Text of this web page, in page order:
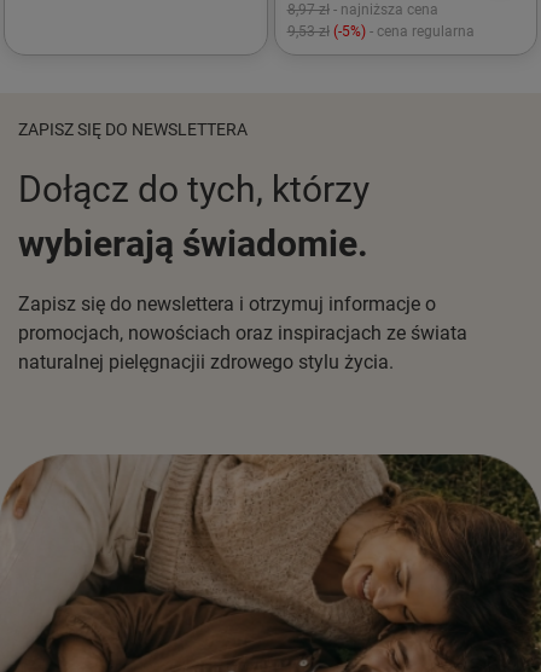
8,97 zł - najniższa cena
9,53 zł (-5%) - cena regularna
ZAPISZ SIĘ DO NEWSLETTERA
Dołącz do tych, którzy
wybierają świadomie.
Zapisz się do newslettera i otrzymuj informacje o
promocjach, nowościach oraz inspiracjach ze świata
naturalnej pielęgnacjii zdrowego stylu życia.